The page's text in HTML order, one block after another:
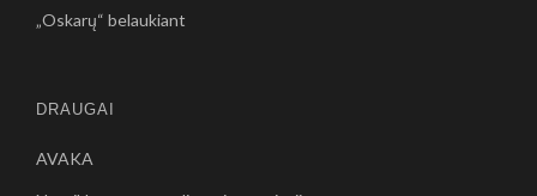
„Oskarų“ belaukiant
DRAUGAI
AVAKA